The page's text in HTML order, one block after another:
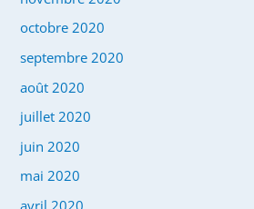
octobre 2020
septembre 2020
août 2020
juillet 2020
juin 2020
mai 2020